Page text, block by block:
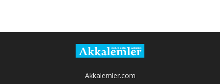
Akkalemler.com